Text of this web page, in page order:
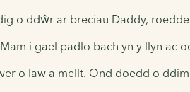
o ddŵr ar breciau Daddy,
i gael padlo bach yn y llyn ac
o law a mellt. Ond doedd o